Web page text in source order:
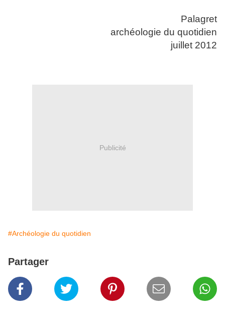
Palagret
archéologie du quotidien
juillet 2012
Publicité
#Archéologie du quotidien
Partager